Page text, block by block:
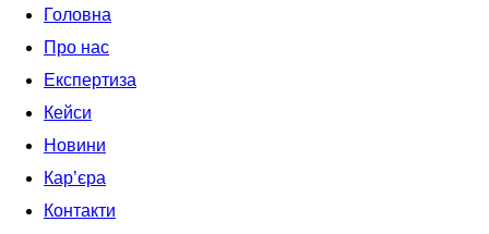
Головна
Про нас
Експертиза
Кейси
Новини
Кар’єра
Контакти